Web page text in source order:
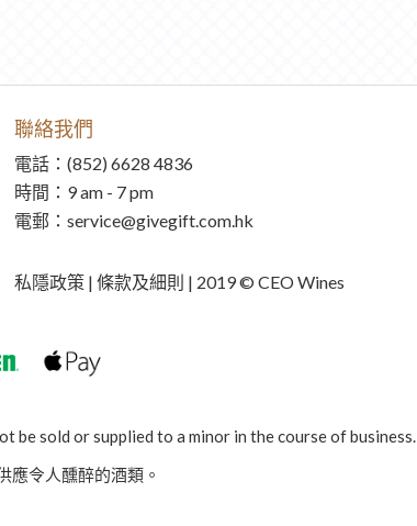
聯絡我們
電話：(852) 6628 4836
時間：9 am - 7 pm
電郵：service@givegift.com.hk
私隱政策 | 條款及細則 | 2019 © CEO Wines
sold or supplied to a minor in the course of business.
應令人醺醉的酒類。